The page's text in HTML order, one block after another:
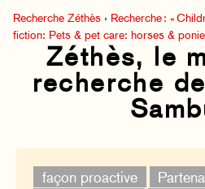
Recherche Zéthès › Recherche : «
fiction: Pets & pet care: horses &
Zéthès, le
recherche
façon proactive